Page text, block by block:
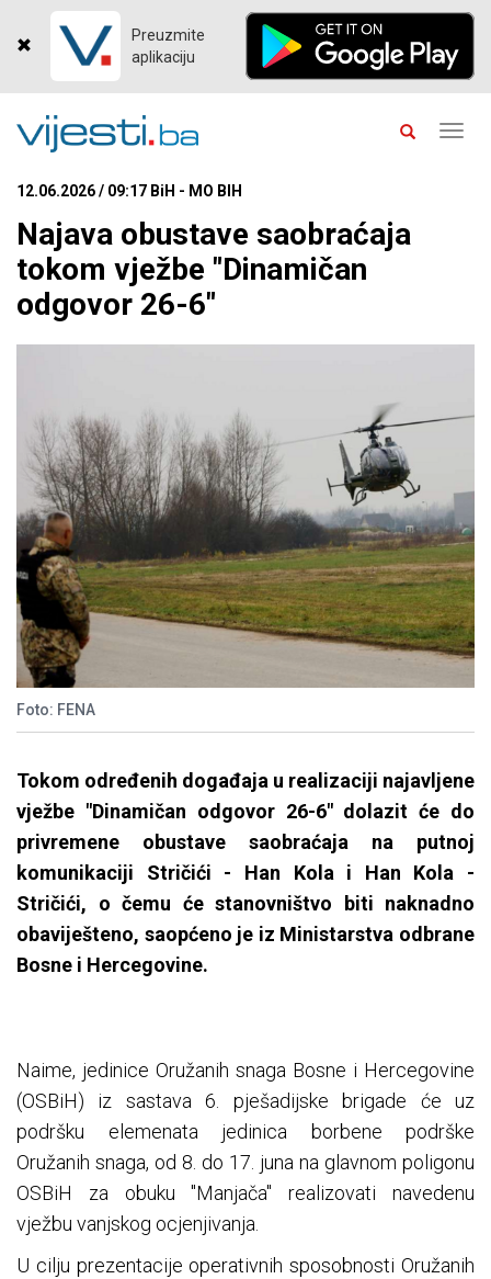
Preuzmite
aplikaciju
12.06.2026 / 09:17 BiH - MO BIH
Najava obustave saobraćaja
tokom vježbe "Dinamičan
odgovor 26-6"
Foto: FENA
Tokom određenih događaja u realizaciji najavljene
vježbe "Dinamičan odgovor 26-6" dolazit će do
privremene obustave saobraćaja na putnoj
komunikaciji Stričići - Han Kola i Han Kola -
Stričići, o čemu će stanovništvo biti naknadno
obaviješteno, saopćeno je iz Ministarstva odbrane
Bosne i Hercegovine.
Naime, jedinice Oružanih snaga Bosne i Hercegovine
(OSBiH) iz sastava 6. pješadijske brigade će uz
podršku elemenata jedinica borbene podrške
Oružanih snaga, od 8. do 17. juna na glavnom poligonu
OSBiH za obuku "Manjača" realizovati navedenu
vježbu vanjskog ocjenjivanja.
U cilju prezentacije operativnih sposobnosti Oružanih